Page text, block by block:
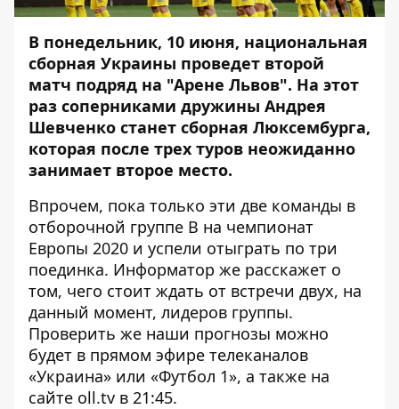
В понедельник, 10 июня, национальная
сборная Украины проведет второй
матч подряд на "Арене Львов". На этот
раз соперниками дружины Андрея
Шевченко станет сборная Люксембурга,
которая после трех туров неожиданно
занимает второе место.
Впрочем, пока только эти две команды в
отборочной группе B на чемпионат
Европы 2020 и успели отыграть по три
поединка. Информатор же расскажет о
том, чего стоит ждать от встречи двух, на
данный момент, лидеров группы.
Проверить же наши прогнозы можно
будет в прямом эфире телеканалов
«Украина» или «Футбол 1», а также на
сайте oll.tv в 21:45.